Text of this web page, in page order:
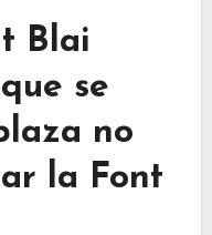
Blai
se
no
la Font